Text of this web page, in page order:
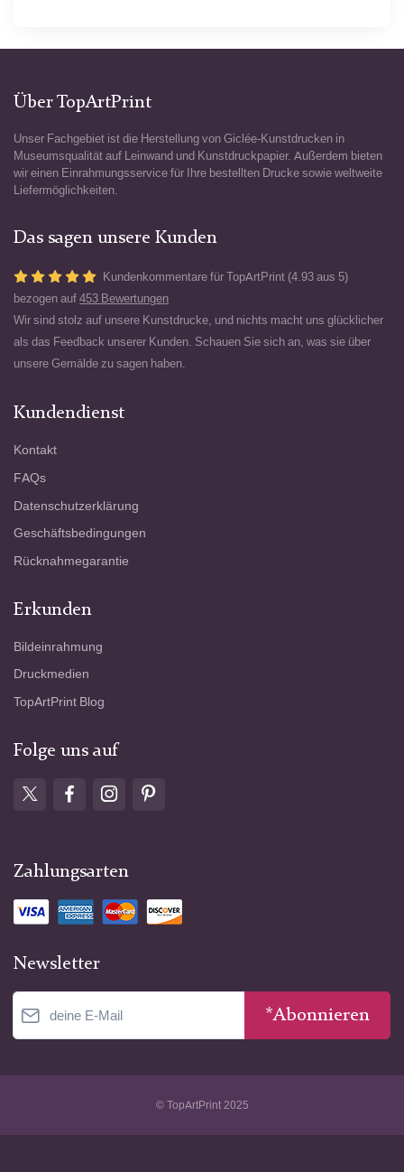
Über TopArtPrint
Unser Fachgebiet ist die Herstellung von Giclée-Kunstdrucken in
Museumsqualität auf Leinwand und Kunstdruckpapier. Außerdem bieten
wir einen Einrahmungsservice für Ihre bestellten Drucke sowie weltweite
Liefermöglichkeiten.
Das sagen unsere Kunden
Kundenkommentare für TopArtPrint (4.93 aus 5)
bezogen auf 453 Bewertungen
Wir sind stolz auf unsere Kunstdrucke, und nichts macht uns glücklicher
als das Feedback unserer Kunden. Schauen Sie sich an, was sie über
unsere Gemälde zu sagen haben.
Kundendienst
Kontakt
FAQs
Datenschutzerklärung
Geschäftsbedingungen
Rücknahmegarantie
Erkunden
Bildeinrahmung
Druckmedien
TopArtPrint Blog
Folge uns auf
Zahlungsarten
Newsletter
*Abonnieren
© TopArtPrint 2025